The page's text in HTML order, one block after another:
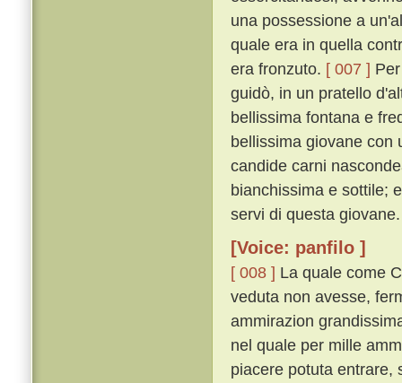
una possessione a
quale era in quella
era fronzuto. [ 007 ]
guidò, in un pratello
bellissima fontana e
bellissima giovane con
candide carni
bianchissima e sottile;
servi di questa giovane.
[Voice: panfilo ]
[ 008 ] La quale come
veduta non avesse,
ammirazion
nel quale per mille
piacere potuta entrare,